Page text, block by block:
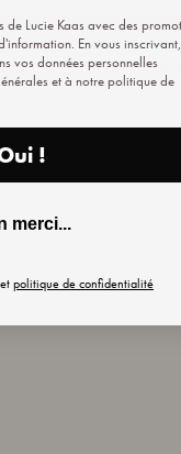
Ces porte-œufs peints à
toxique, de sorte que
peuvent
de Lucie Kaas avec des
En vous
vos données personnelles
et à notre politique de
!
merci...
etpolitique de confidentialité